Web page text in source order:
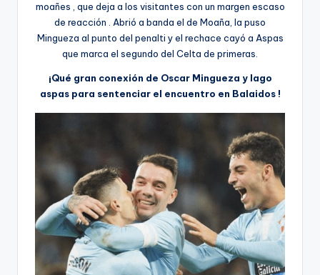
moañes , que deja a los visitantes con un margen escaso
de reacción . Abrió a banda el de Moaña, la puso
Mingueza al punto del penalti y el rechace cayó a Aspas
que marca el segundo del Celta de primeras.
¡Qué gran conexión de Oscar Mingueza y Iago
aspas para sentenciar el encuentro en Balaidos !